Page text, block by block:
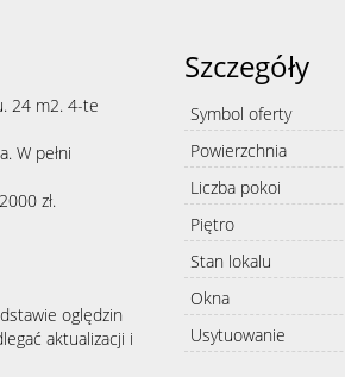
24 m2. 4-te
W pełni
zł.
oględzin
aktualizacji i
Szczegóły
Symbol oferty
Powierzchnia
Liczba pokoi
Piętro
Stan lokalu
Okna
Usytuowanie